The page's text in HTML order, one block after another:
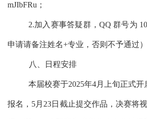
mJIbFRu ；
2.加入赛事答疑群， QQ群号为
申请请备注姓名+专业，否则不予通过）
八、日程安排
本届校赛于2025年4月 上旬正式开
报名， 5月 23日截止提交作品，决赛将